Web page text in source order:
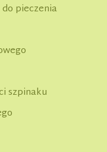
pieczenia
szpinaku